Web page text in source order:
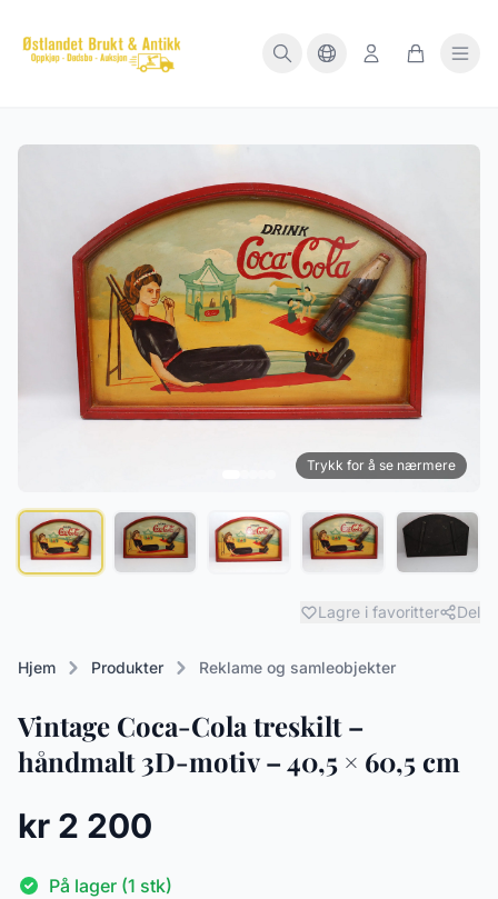
Trykk for å se nærmere
Lagre i favoritter Del
Hjem Produkter Reklame og samleobjekter
Vintage Coca-Cola treskilt –
håndmalt 3D-motiv – 40,5 × 60,5 cm
kr 2 200
På lager (1 stk)